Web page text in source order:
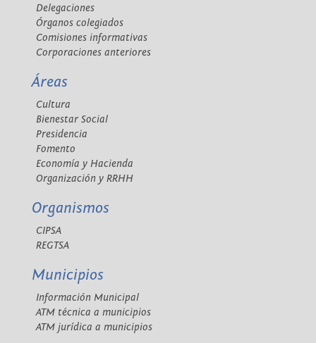
Delegaciones
Órganos colegiados
Comisiones informativas
Corporaciones anteriores
Áreas
Cultura
Bienestar Social
Presidencia
Fomento
Economía y Hacienda
Organización y RRHH
Organismos
CIPSA
REGTSA
Municipios
Información Municipal
ATM técnica a municipios
ATM jurídica a municipios